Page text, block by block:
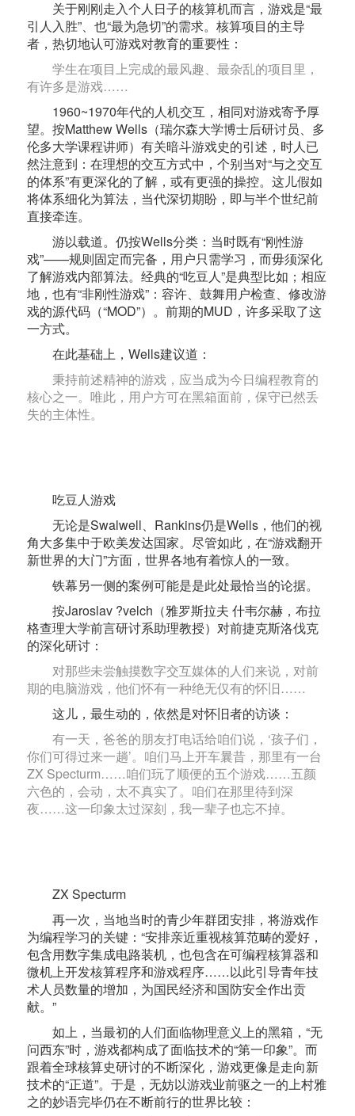
关于刚刚走入个人日子的核算机而言，游戏是“最
引人入胜”、也“最为急切”的需求。核算项目的主导
者，热切地认可游戏对教育的重要性：
学生在项目上完成的最风趣、最杂乱的项目里，
有许多是游戏……
1960~1970年代的人机交互，相同对游戏寄予厚
望。按Matthew Wells（瑞尔森大学博士后研讨员、多
伦多大学课程讲师）有关暗斗游戏史的引述，时人已
然注意到：在理想的交互方式中，个别当对“与之交互
的体系”有更深化的了解，或有更强的操控。这儿假如
将体系细化为算法，当代深切期盼，即与半个世纪前
直接牵连。
游以载道。仍按Wells分类：当时既有“刚性游
戏”——规则固定而完备，用户只需学习，而毋须深化
了解游戏内部算法。经典的“吃豆人”是典型比如；相应
地，也有“非刚性游戏”：容许、鼓舞用户检查、修改游
戏的源代码（“MOD”）。前期的MUD，许多采取了这
一方式。
在此基础上，Wells建议道：
秉持前述精神的游戏，应当成为今日编程教育的
核心之一。唯此，用户方可在黑箱面前，保守已然丢
失的主体性。
吃豆人游戏
无论是Swalwell、Rankins仍是Wells，他们的视
角大多集中于欧美发达国家。尽管如此，在“游戏翻开
新世界的大门”方面，世界各地有着惊人的一致。
铁幕另一侧的案例可能是是此处最恰当的论据。
按Jaroslav ?velch（雅罗斯拉夫 什韦尔赫，布拉
格查理大学前言研讨系助理教授）对前捷克斯洛伐克
的深化研讨：
对那些未尝触摸数字交互媒体的人们来说，对前
期的电脑游戏，他们怀有一种绝无仅有的怀旧……
这儿，最生动的，依然是对怀旧者的访谈：
有一天，爸爸的朋友打电话给咱们说，‘孩子们，
你们可得过来一趟’。咱们马上开车曩昔，那里有一台
ZX Specturm……咱们玩了顺便的五个游戏……五颜
六色的，会动，太不真实了。咱们在那里待到深
夜……这一印象太过深刻，我一辈子也忘不掉。
ZX Specturm
再一次，当地当时的青少年群团安排，将游戏作
为编程学习的关键：“安排亲近重视核算范畴的爱好，
包含用数字集成电路装机，也包含在可编程核算器和
微机上开发核算程序和游戏程序……以此引导青年技
术人员数量的增加，为国民经济和国防安全作出贡
献。”
如上，当最初的人们面临物理意义上的黑箱，“无
问西东”时，游戏都构成了面临技术的“第一印象”。而
跟着全球核算史研讨的不断深化，游戏更像是走向新
技术的“正道”。于是，无妨以游戏业前驱之一的上村雅
之的妙语完毕仍在不断前行的世界比较：